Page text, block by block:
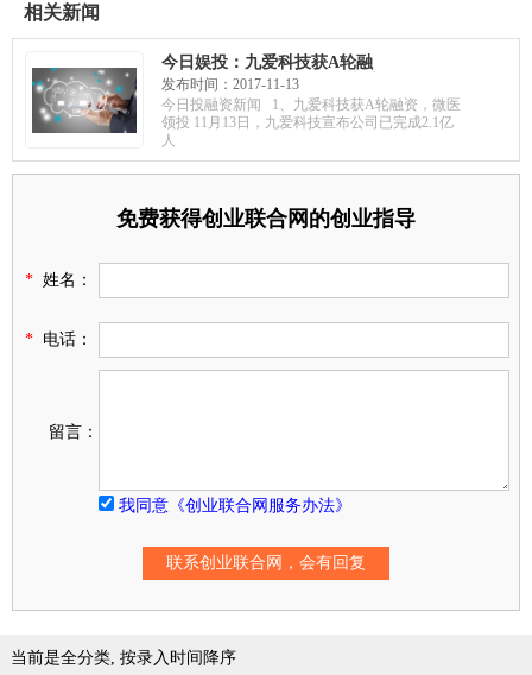
相关新闻
今日娱投：九爱科技获A轮融
资，微医领投；骞云科技获千
万投资，布局混合云市场；专
注人工智能商品识别，码隆科
技获B轮融资
发布时间：2017-11-13
今日投融资新闻 1、九爱科技获A轮融资，微医
领投 11月13日，九爱科技宣布公司已完成2.1亿
人
免费获得创业联合网的创业指导
* 姓名：
* 电话：
留言：
我同意《创业联合网服务办法》
当前是全分类, 按录入时间降序